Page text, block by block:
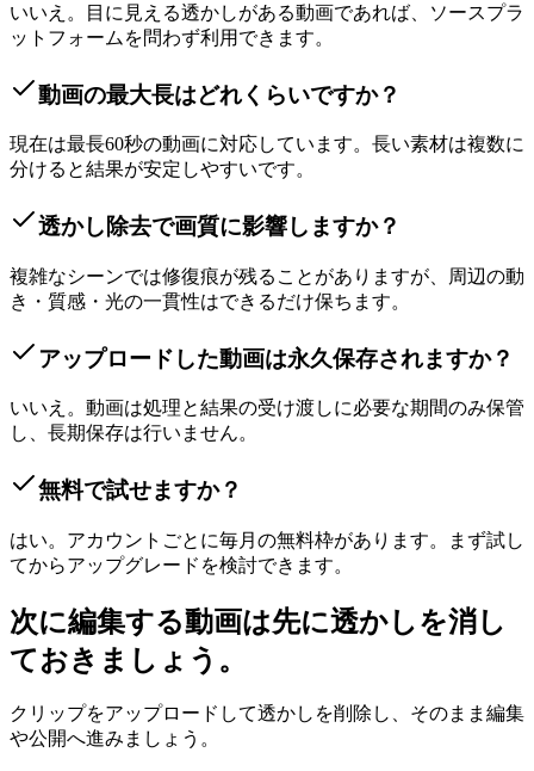
いいえ。目に見える透かしがある動画であれば、ソースプラ
ットフォームを問わず利用できます。
動画の最大長はどれくらいですか？
現在は最長60秒の動画に対応しています。長い素材は複数に
分けると結果が安定しやすいです。
透かし除去で画質に影響しますか？
複雑なシーンでは修復痕が残ることがありますが、周辺の動
き・質感・光の一貫性はできるだけ保ちます。
アップロードした動画は永久保存されますか？
いいえ。動画は処理と結果の受け渡しに必要な期間のみ保管
し、長期保存は行いません。
無料で試せますか？
はい。アカウントごとに毎月の無料枠があります。まず試し
てからアップグレードを検討できます。
次に編集する動画は先に透かしを消し
ておきましょう。
クリップをアップロードして透かしを削除し、そのまま編集
や公開へ進みましょう。